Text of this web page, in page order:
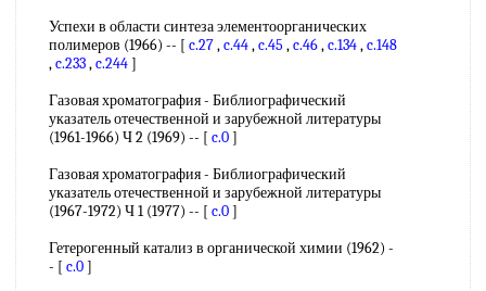
Успехи в области синтеза элементоорганических
полимеров (1966) -- [ c.27,c.44,c.45 ,c.46,c.134,c.148
,c.233,c.244]
Газовая хроматография - Библиографический
указатель отечественной и зарубежной литературы
(1961-1966) Ч 2 (1969) -- [ c.0]
Газовая хроматография - Библиографический
указатель отечественной и зарубежной литературы
(1967-1972) Ч 1 (1977) -- [ c.0]
Гетерогенный катализ в органической химии (1962) -
- [ c.0]